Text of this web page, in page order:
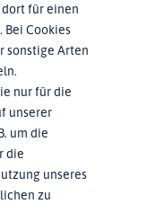
für einen
Cookies
sonstige Arten
nur für die
unserer
um die
die
unseres
zu